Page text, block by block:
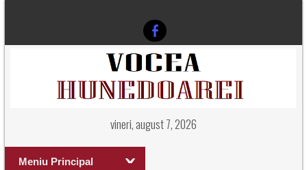
vineri, august 7, 2026
Meniu Principal